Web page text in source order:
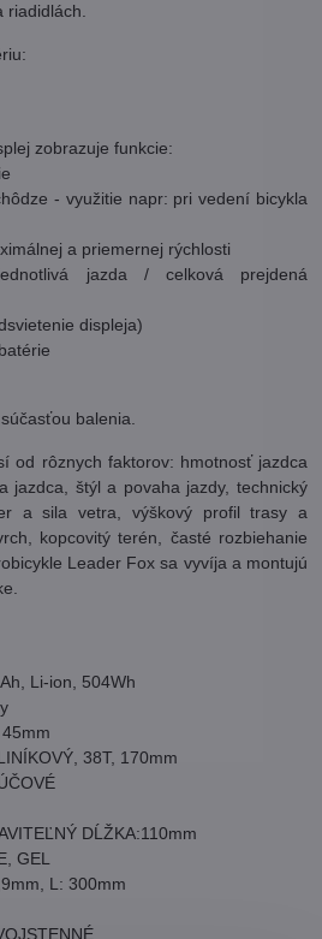
riadidlách.
zobrazuje funkcie:
- využitie napr: pri vedení bicykla
a priemernej rýchlosti
jazda / celková prejdená
displeja)
balenia.
od rôznych faktorov: hmotnosť jazdca
jazdca, štýl a povaha jazdy, technický
a sila vetra, výškový profil trasy a
kopcovitý terén, časté rozbiehanie
Leader Fox sa vyvíja a montujú
Li-ion, 504Wh
38T, 170mm
DĹŽKA:110mm
GEL
L: 300mm